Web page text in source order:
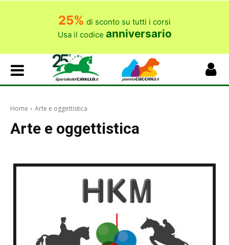
25% di sconto su tutti i corsi
Usa il codice anniversario
Home Arte e oggettistica
Arte e oggettistica